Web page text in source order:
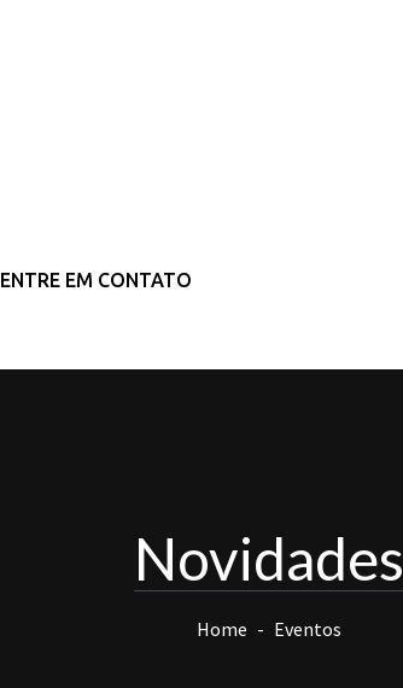
ENTRE EM CONTATO
Novidades
Home Eventos